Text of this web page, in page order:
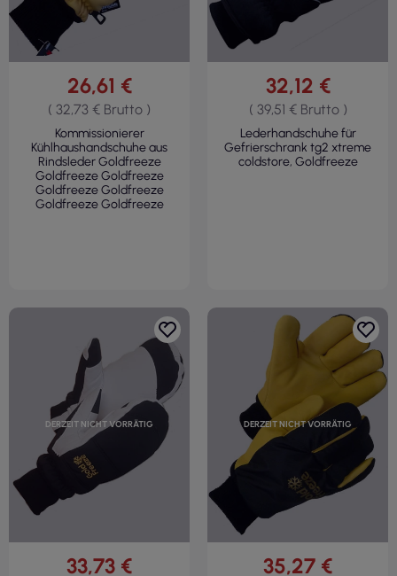
26,61 €
( 32,73 € Brutto )
Kommissionierer
Kühlhaushandschuhe aus
Rindsleder Goldfreeze
Goldfreeze Goldfreeze
Goldfreeze Goldfreeze
Goldfreeze Goldfreeze
32,12 €
( 39,51 € Brutto )
Lederhandschuhe für
Gefrierschrank tg2 xtreme
coldstore, Goldfreeze
DERZEIT NICHT VORRÄTIG
33,73 €
DERZEIT NICHT VORRÄTIG
35,27 €